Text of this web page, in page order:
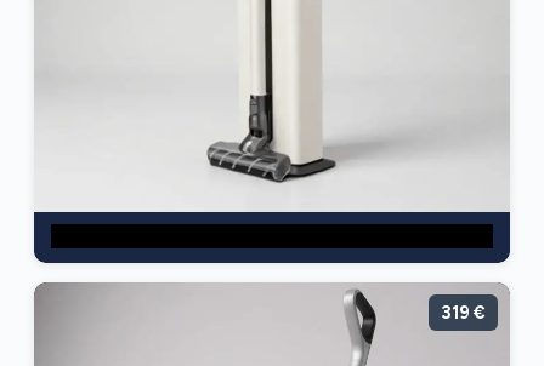
319 €